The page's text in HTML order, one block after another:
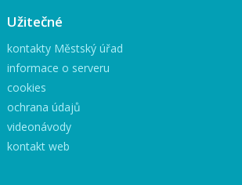
Užitečné
kontakty Městský úřad
informace o serveru
cookies
ochrana údajů
videonávody
kontakt web